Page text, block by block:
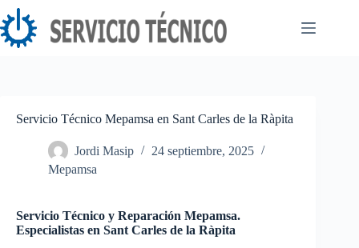
Saltar
al
contenido
Servicio Técnico Mepamsa en Sant Carles de la Ràpita
Jordi Masip
24 septiembre, 2025
Mepamsa
Servicio Técnico y Reparación Mepamsa.
Especialistas en Sant Carles de la Ràpita